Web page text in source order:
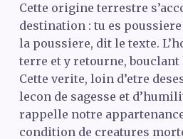
Cette origine terrestre
destination : tu es
la poussiere, dit le texte.
terre et y retourne, bouclant
Cette verite, loin d’etre
lecon de sagesse et
rappelle notre
condition de creatures